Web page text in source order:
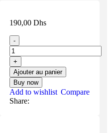
190,00 Dhs
Ajouter au panier
Buy now
Share:
Add to wishlist Compare